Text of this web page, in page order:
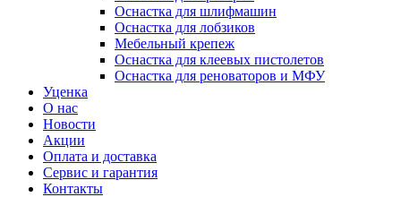
Оснастка для шлифмашин
Оснастка для лобзиков
Мебельный крепеж
Оснастка для клеевых пистолетов
Оснастка для реноваторов и МФУ
Уценка
О нас
Новости
Акции
Оплата и доставка
Сервис и гарантия
Контакты